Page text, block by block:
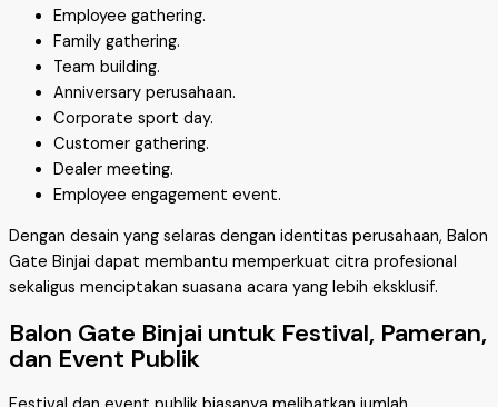
Employee gathering.
Family gathering.
Team building.
Anniversary perusahaan.
Corporate sport day.
Customer gathering.
Dealer meeting.
Employee engagement event.
Dengan desain yang selaras dengan identitas perusahaan, Balon
Gate Binjai dapat membantu memperkuat citra profesional
sekaligus menciptakan suasana acara yang lebih eksklusif.
Balon Gate Binjai untuk Festival, Pameran,
dan Event Publik